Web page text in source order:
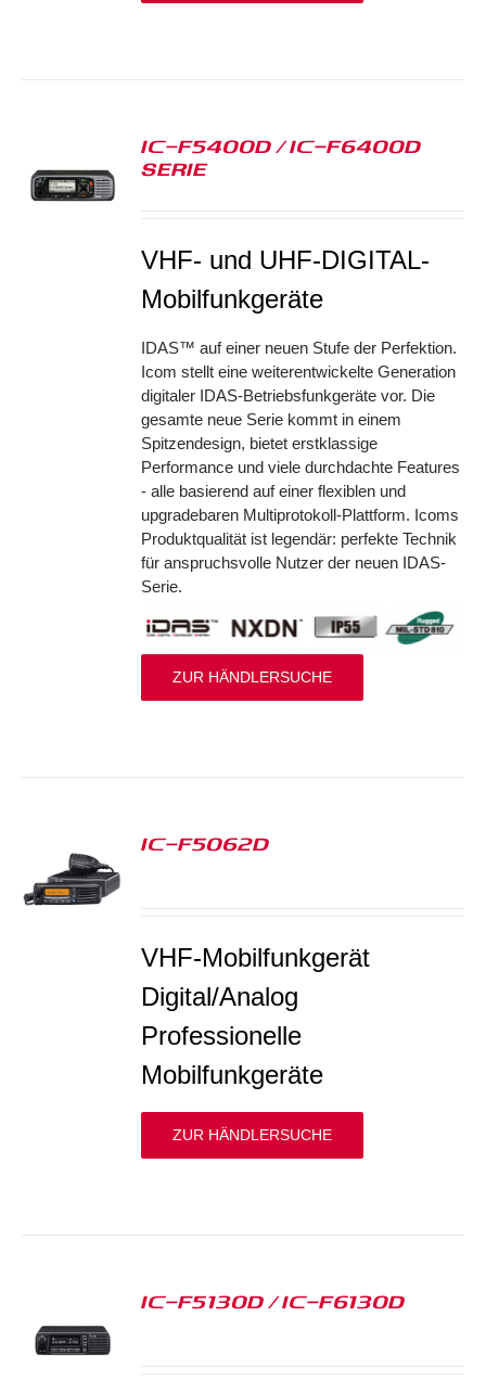
IC-F5400D / IC-F6400D
SERIE
VHF- und UHF-DIGITAL-
Mobilfunkgeräte
IDAS™ auf einer neuen Stufe der Perfektion.
Icom stellt eine weiterentwickelte Generation
digitaler IDAS-Betriebsfunkgeräte vor. Die
gesamte neue Serie kommt in einem
Spitzendesign, bietet erstklassige
Performance und viele durchdachte Features
- alle basierend auf einer flexiblen und
upgradebaren Multiprotokoll-Plattform. Icoms
Produktqualität ist legendär: perfekte Technik
für anspruchsvolle Nutzer der neuen IDAS-
Serie.
ZUR HÄNDLERSUCHE
IC-F5062D
VHF-Mobilfunkgerät
Digital/Analog
Professionelle
Mobilfunkgeräte
ZUR HÄNDLERSUCHE
IC-F5130D / IC-F6130D